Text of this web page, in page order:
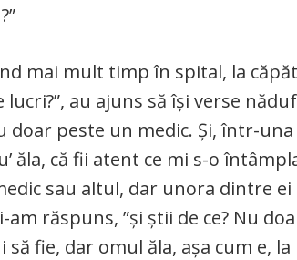
mai mult timp în spital, la
lucri?”, au ajuns să își verse
peste un medic. Și, într-una
ăla, că fii atent ce mi s-o
sau altul, dar unora dintre
i-am răspuns, ”și știi de ce? Nu
să fie, dar omul ăla, așa cum e,